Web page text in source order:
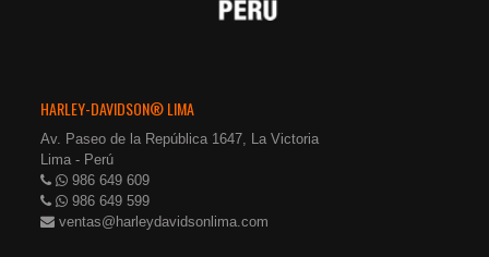
HARLEY-DAVIDSON® LIMA
Av. Paseo de la República 1647, La Victoria
Lima - Perú
986 649 609
986 649 599
ventas@harleydavidsonlima.com